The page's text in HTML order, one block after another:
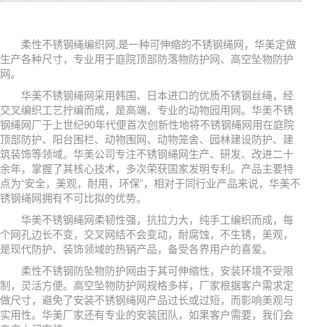
柔性不锈钢绳编织网,是一种可伸缩的不锈钢绳网，华美定做
生产各种尺寸，专业用于庭院顶部防落物防护网、高空坠物防护
网。
华美不锈钢绳网采用韩国、日本进口的优质不锈钢丝绳，经
交叉编织工艺拧编而成，是高端、专业的动物园用网。华美不锈
钢绳网厂于上世纪90年代便首次创新性地将不锈钢绳网用在庭院
顶部防护、阳台围栏、动物围网、动物笼舍、园林建设防护、建
筑装饰等领域。华美公司专注不锈钢绳网生产、研发、改进二十
余年，掌握了其核心技术，多次荣获国家发明专利。产品主要特
点为“安全，美观，耐用，环保”，相对于同行业产品来说，华美不
锈钢绳网拥有不可比拟的优势。
华美不锈钢绳网柔韧性强，抗拉力大，纯手工编织而成，每
个网孔边长不变，交叉网结不会变动，耐腐蚀，不生锈，美观，
是现代防护、装饰领域的热销产品，备受各界用户的喜爱。
柔性不锈钢防坠物防护网由于其可伸缩性，安装环境不受限
制，灵活方便。高空坠物防护网规格多样，厂家根据客户需求定
做尺寸，避免了安装不锈钢绳网产品过长或过短，而影响美观与
实用性。华美厂家还有专业的安装团队，如果客户需要，我们会